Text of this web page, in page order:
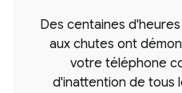
Des centaines
aux chutes ont
votre téléphone
d'inattention de tous